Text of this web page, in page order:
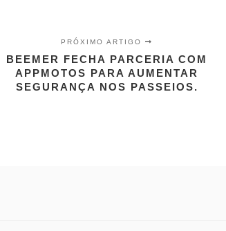
PRÓXIMO ARTIGO
BEEMER FECHA PARCERIA COM
APPMOTOS PARA AUMENTAR
SEGURANÇA NOS PASSEIOS.